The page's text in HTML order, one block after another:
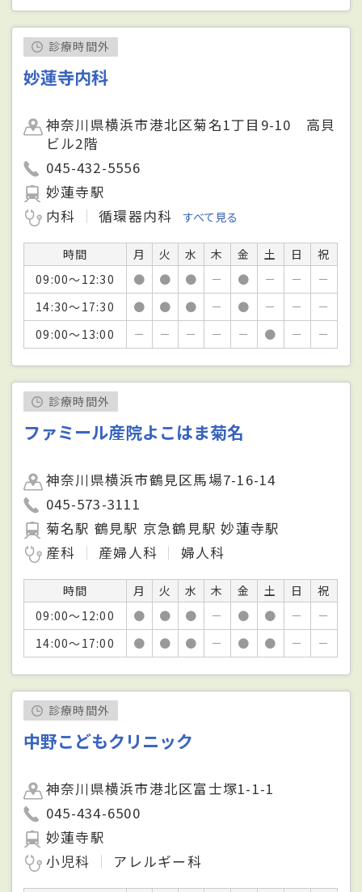
診療時間外
妙蓮寺内科
神奈川県横浜市港北区菊名1丁目9-10 高貝
ビル2階
045-432-5556
妙蓮寺駅
内科
循環器内科 すべて見る
時間 月 火 水 木 金 土 日
祝
09:00～12:30
● ● ● － ● － －
－
14:30～17:30
● ● ● － ● － －
－
09:00～13:00
－ － － － － ● － －
診療時間外
ファミール産院よこはま菊名
神奈川県横浜市鶴見区馬場7-16-14
045-573-3111
菊名駅 鶴見駅 京急鶴見駅 妙蓮寺駅
産科
産婦人科 婦人科
時間 月 火 水 木 金 土 日
祝
09:00～12:00
● ● ● － ● ● －
－
14:00～17:00
● ● ● － ● ● － －
診療時間外
中野こどもクリニック
神奈川県横浜市港北区富士塚1-1-1
045-434-6500
妙蓮寺駅
小児科
アレルギー科